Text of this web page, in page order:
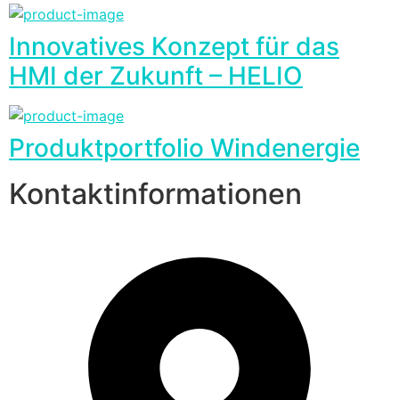
Innovatives Konzept für das
HMI der Zukunft – HELIO
Produktportfolio Windenergie
Kontaktinformationen